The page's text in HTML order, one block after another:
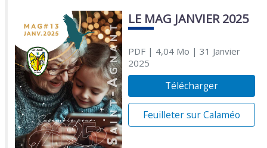
LE MAG JANVIER 2025
PDF| 4,04 Mo | 31 Janvier
2025
Télécharger
Feuilleter sur Calaméo